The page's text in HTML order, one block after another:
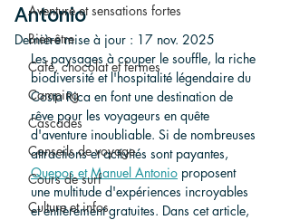
Aventure et sensations fortes
Bien-être
Café, chocolat et fermes
Camping
Cascades
Conseils de voyage
Cours de surf
Culture et infos
Antonio
Dernière mise à jour : 17 nov. 2025
Les paysages à couper le souffle, la riche
biodiversité et l'hospitalité légendaire du
Costa Rica en font une destination de
rêve pour les voyageurs en quête
d'aventure inoubliable. Si de nombreuses
attractions et activités sont payantes,
Quepos et Manuel Antonio proposent
une multitude d'expériences incroyables
et entièrement gratuites. Dans cet article,